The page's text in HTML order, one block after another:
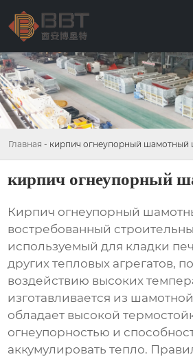
Главная - кирпич огнеупорный шамотный
кирпич огнеупорный
Кирпич огнеупорный
востребованный
используемый для кладки
других тепловых агрегатов,
воздействию высоких
изготавливается из
обладает высокой
огнеупорностью и
аккумулировать тепло.